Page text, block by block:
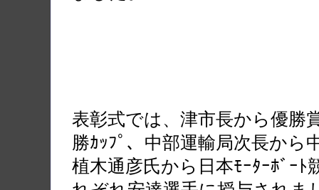
表彰式では、津市長から優勝
勝ｶｯﾌﾟ、中部運輸局次長から
植木通彦氏から日本ﾓｰﾀｰﾎﾞｰﾄ